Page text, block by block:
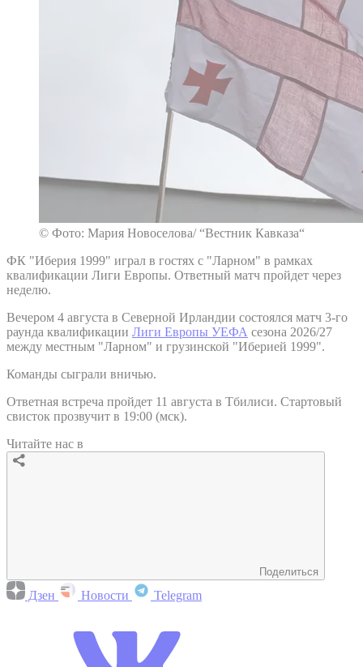
© Фото: Мария Новоселова/ “Вестник Кавказа“
ФК "Иберия 1999" играл в гостях с "Ларном" в рамках
квалификации Лиги Европы. Ответный матч пройдет через
неделю.
Вечером 4 августа в Северной Ирландии состоялся матч 3-го
раунда квалификации Лиги Европы УЕФА сезона 2026/27
между местным "Ларном" и грузинской "Иберией 1999".
Команды сыграли вничью.
Ответная встреча пройдет 11 августа в Тбилиси. Стартовый
свисток прозвучит в 19:00 (мск).
Читайте нас в
Поделиться
Дзен Новости Telegram